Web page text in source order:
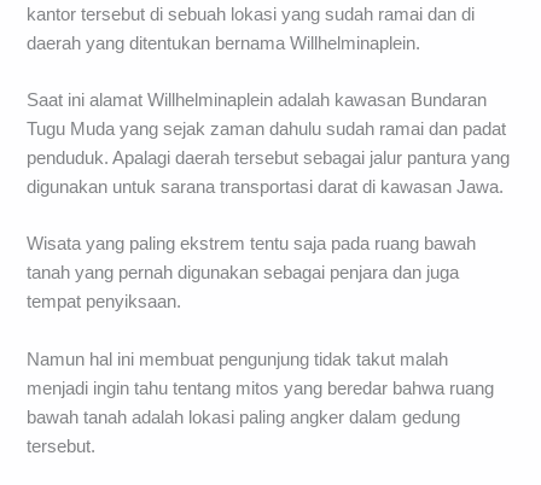
kantor tersebut di sebuah lokasi yang sudah ramai dan di
daerah yang ditentukan bernama Willhelminaplein.
Saat ini alamat Willhelminaplein adalah kawasan Bundaran
Tugu Muda yang sejak zaman dahulu sudah ramai dan padat
penduduk. Apalagi daerah tersebut sebagai jalur pantura yang
digunakan untuk sarana transportasi darat di kawasan Jawa.
Wisata yang paling ekstrem tentu saja pada ruang bawah
tanah yang pernah digunakan sebagai penjara dan juga
tempat penyiksaan.
Namun hal ini membuat pengunjung tidak takut malah
menjadi ingin tahu tentang mitos yang beredar bahwa ruang
bawah tanah adalah lokasi paling angker dalam gedung
tersebut.